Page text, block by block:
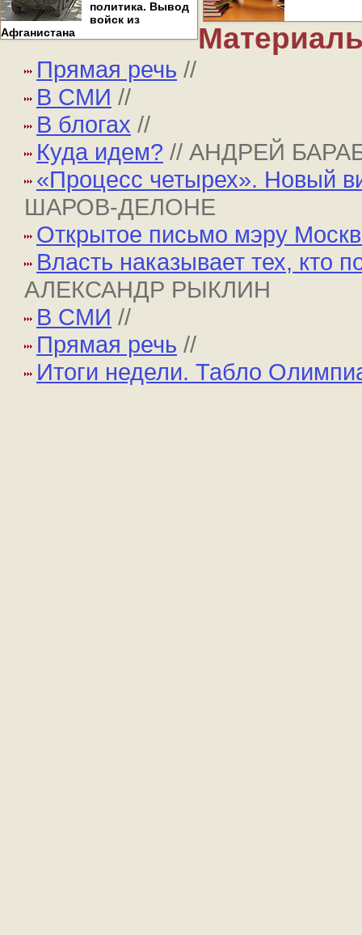
политика. Вывод
войск из
Афганистана
Прямая речь //
В СМИ //
В блогах //
Куда идем? // АНДРЕЙ
«Процесс четырех». Новый
ШАРОВ-ДЕЛОНЕ
Открытое письмо мэру
Власть наказывает тех, кто
АЛЕКСАНДР РЫКЛИН
В СМИ //
Прямая речь //
Итоги недели. Табло